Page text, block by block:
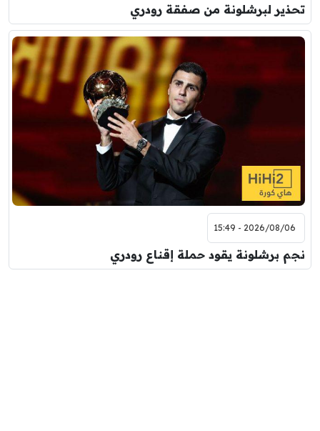
تحذير لبرشلونة من صفقة رودري
2026/08/06 - 15:49
نجم برشلونة يقود حملة إقناع رودري